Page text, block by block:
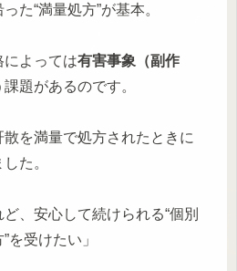
た“満量処方”が基本。
によっては有害事象（副作
課題があるのです。
を満量で処方されたときに
た。
ど、安心して続けられる“個別
を受けたい」